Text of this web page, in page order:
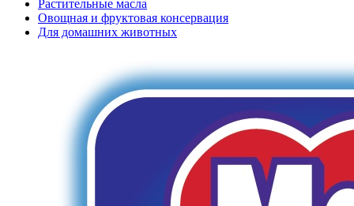
Растительные масла
Овощная и фруктовая консервация
Для домашних животных